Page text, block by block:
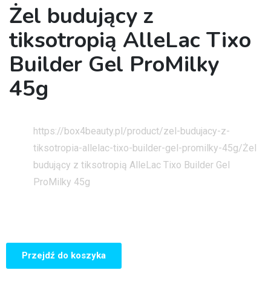
Żel budujący z
tiksotropią AlleLac Tixo
Builder Gel ProMilky
45g
https://box4beauty.pl/product/zel-budujacy-z-
tiksotropia-allelac-tixo-builder-gel-promilky-45g/Żel
budujący z tiksotropią AlleLac Tixo Builder Gel
ProMilky 45g
Przejdź do koszyka